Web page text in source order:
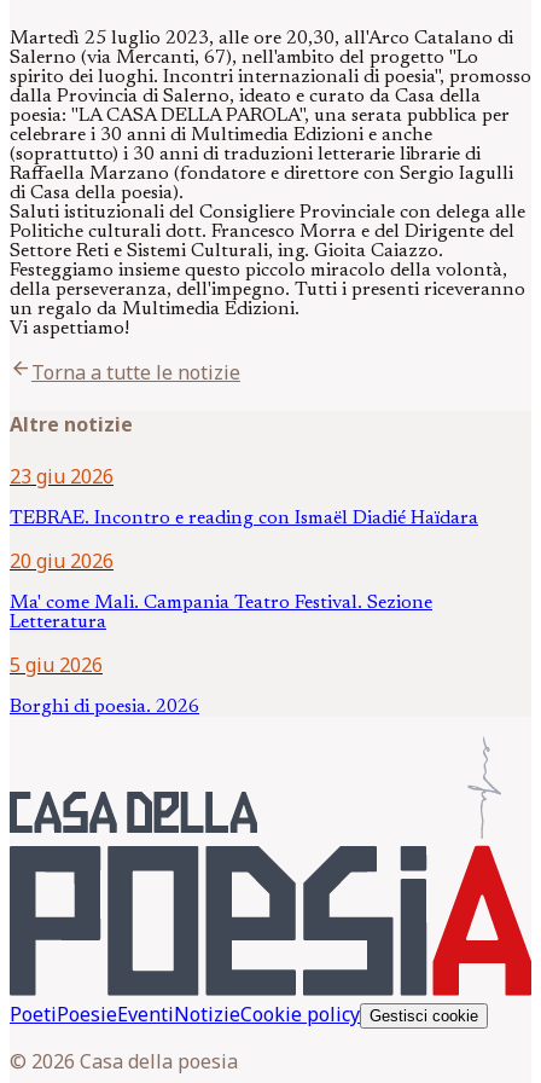
Martedì 25 luglio 2023, alle ore 20,30, all'Arco Catalano di
Salerno (via Mercanti, 67), nell'ambito del progetto "Lo
spirito dei luoghi. Incontri internazionali di poesia", promosso
dalla Provincia di Salerno, ideato e curato da Casa della
poesia: "LA CASA DELLA PAROLA", una serata pubblica per
celebrare i 30 anni di Multimedia Edizioni e anche
(soprattutto) i 30 anni di traduzioni letterarie librarie di
Raffaella Marzano (fondatore e direttore con Sergio Iagulli
di Casa della poesia).
Saluti istituzionali del Consigliere Provinciale con delega alle
Politiche culturali dott. Francesco Morra e del Dirigente del
Settore Reti e Sistemi Culturali, ing. Gioita Caiazzo.
Festeggiamo insieme questo piccolo miracolo della volontà,
della perseveranza, dell'impegno. Tutti i presenti riceveranno
un regalo da Multimedia Edizioni.
Vi aspettiamo!
arrow_backTorna a tutte le notizie
Altre notizie
23 giu 2026
TEBRAE. Incontro e reading con Ismaël Diadié Haïdara
20 giu 2026
Ma' come Mali. Campania Teatro Festival. Sezione
Letteratura
5 giu 2026
Borghi di poesia. 2026
PoetiPoesieEventiNotizieCookie policy Gestisci cookie
© 2026 Casa della poesia